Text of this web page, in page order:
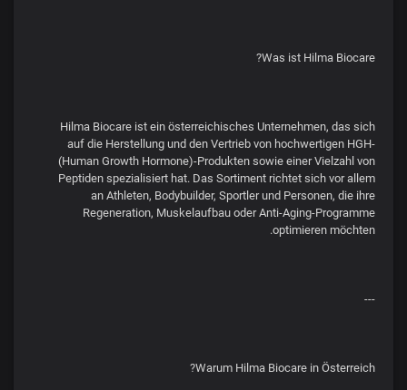
Was ist Hilma Biocare?
Hilma Biocare ist ein österreichisches Unternehmen, das sich
auf die Herstellung und den Vertrieb von hochwertigen HGH-
(Human Growth Hormone)-Produkten sowie einer Vielzahl von
Peptiden spezialisiert hat. Das Sortiment richtet sich vor allem
an Athleten, Bodybuilder, Sportler und Personen, die ihre
Regeneration, Muskelaufbau oder Anti-Aging-Programme
optimieren möchten.
---
Warum Hilma Biocare in Österreich?